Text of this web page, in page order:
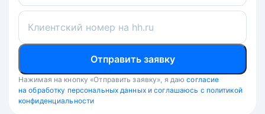
Клиентский номер на hh.ru
Отправить заявку
Нажимая на кнопку «Отправить заявку», я даю согласие
на обработку персональных данных и соглашаюсь с политикой
конфиденциальности